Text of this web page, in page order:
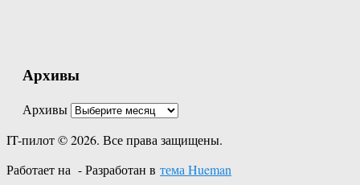
Архивы
Архивы
IT-пилот © 2026. Все права защищены.
Работает на - Разработан в тема Hueman